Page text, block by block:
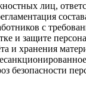
лиц,
с
и защите
и хранения
безопасности